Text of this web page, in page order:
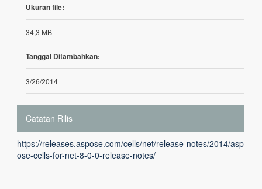
Ukuran file:
34,3 MB
Tanggal Ditambahkan:
3/26/2014
Catatan Rilis
https://releases.aspose.com/cells/net/release-notes/2014/asp
ose-cells-for-net-8-0-0-release-notes/